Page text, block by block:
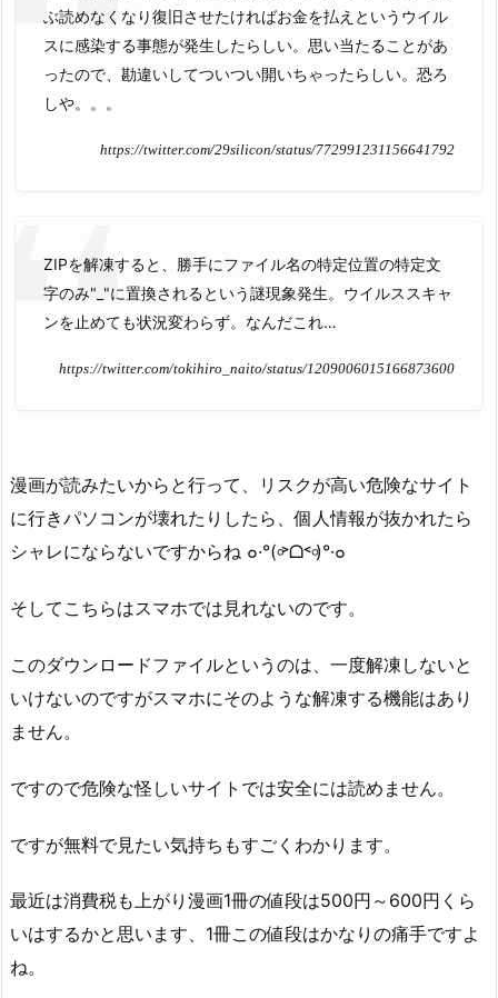
ぶ読めなくなり復旧させたければお金を払えというウイル
スに感染する事態が発生したらしい。思い当たることがあ
ったので、勘違いしてついつい開いちゃったらしい。恐ろ
しや。。。
https://twitter.com/29silicon/status/772991231156641792
ZIPを解凍すると、勝手にファイル名の特定位置の特定文
字のみ"_"に置換されるという謎現象発生。ウイルススキャ
ンを止めても状況変わらず。なんだこれ…
https://twitter.com/tokihiro_naito/status/1209006015166873600
漫画が読みたいからと行って、リスクが高い危険なサイト
に行きパソコンが壊れたりしたら、個人情報が抜かれたら
シャレにならないですからね ๐·°(৹˃ᗝ˂৹)°·๐
そしてこちらはスマホでは見れないのです。
このダウンロードファイルというのは、一度解凍しないと
いけないのですがスマホにそのような解凍する機能はあり
ません。
ですので危険な怪しいサイトでは安全には読めません。
ですが無料で見たい気持ちもすごくわかります。
最近は消費税も上がり漫画1冊の値段は500円～600円くら
いはするかと思います、1冊この値段はかなりの痛手ですよ
ね。